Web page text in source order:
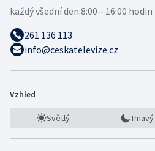
každý všední den:8:00—16:00 hodin
261 136 113
info@ceskatelevize.cz
Vzhled
Světlý Tmavý